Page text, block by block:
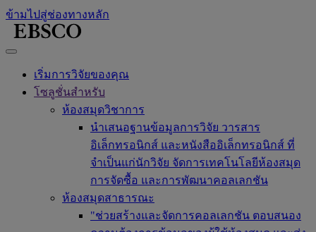
ข้ามไปสู่ช่องทางหลัก
เริ่มการวิจัยของคุณ
โซลูชั่นสำหรับ
ห้องสมุดวิชาการ
นำเสนอฐานข้อมูลการวิจัย วารสาร
อิเล็กทรอนิกส์ และหนังสืออิเล็กทรอนิกส์ ที่
จำเป็นแก่นักวิจัย จัดการเทคโนโลยีห้องสมุด
การจัดซื้อ และการพัฒนาคอลเลกชัน
ห้องสมุดสาธารณะ
"ช่วยสร้างและจัดการคอลเลกชัน ตอบสนอง